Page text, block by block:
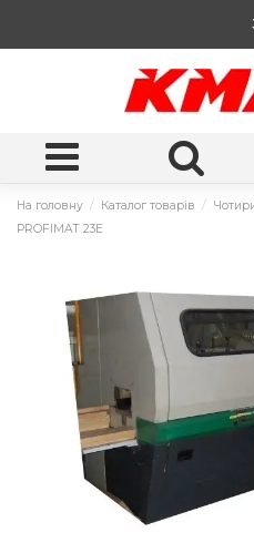
На головну Каталог товарів
PROFIMAT 23E